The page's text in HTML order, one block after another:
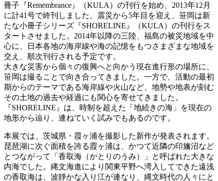
冊子『Remembrance』（KULA）の刊行を始め、2013年12月
に計41号で終刊しました。震災から5年目を迎え、笹岡は新
たな小冊子シリーズ『SHORELINE』（KULA）の刊行をス
タートさせました。2014年以降の三陸、福島の被災地域を中
心に、日本各地の海岸線や海の記憶をもつさまざまな地域を
交え、順次刊行される予定です。
大きな災害から個々の復興へと向かう現在進行形の場所に、
笹岡は撮ることで向き合ってきました。一方で、活動の最初
期からのテーマである海岸線や火山など、地勢や地表が刻む
その土地の過去や経過にも関心を寄せてきました。
『SHORELINE』は、時制を超えた「地続きの海」を現在の
地形から辿り、連ねていく試みでもあるのです。
本展では、茨城県・霞ヶ浦を撮影した新作が発表されます。
琵琶湖に次ぐ面積を誇る霞ヶ浦は、かつて近隣の印旛沼など
とつながって「香取海（かとりのうみ）」と呼ばれた大きな
内海でした。縄文海進により関東平野へ湾入してできた遠浅
の香取海は、波靜かな入り江が連なり、縄文時代の人々にと